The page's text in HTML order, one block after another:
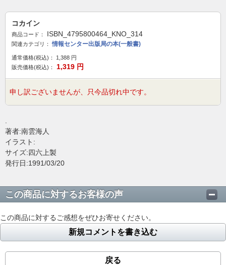
コカイン
商品コード： ISBN_4795800464_KNO_314
関連カテゴリ： 情報センター出版局の本(一般書)
通常価格(税込)： 1,388 円
販売価格(税込)：
1,319 円
申し訳ございませんが、只今品切れ中です。
著者:南雲海人
イラスト:
サイズ:四六上製
発行日:1991/03/20
この商品に対するお客様の声
この商品に対するご感想をぜひお寄せください。
新規コメントを書き込む
戻る